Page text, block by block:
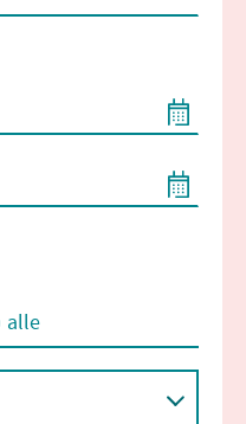
wenn mindestens 2 Zeichen
alle